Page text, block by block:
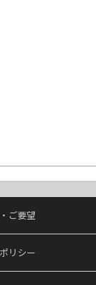
ご要望
リシー